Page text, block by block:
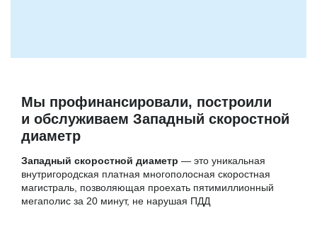
Мы профинансировали, построили
и обслуживаем Западный скоростной
диаметр
Западный скоростной диаметр — это уникальная
внутригородская платная многополосная скоростная
магистраль, позволяющая проехать пятимиллионный
мегаполис за 20 минут, не нарушая ПДД